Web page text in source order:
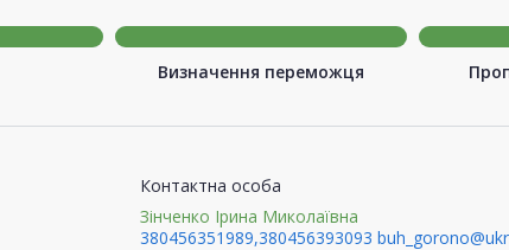
Визначення переможця
Контактна особа
Зінченко Ірина Миколаївна
380456351989,380456393093